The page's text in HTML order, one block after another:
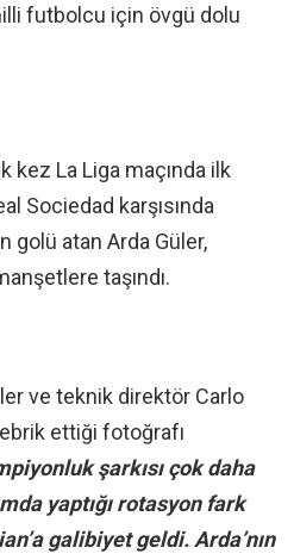
futbolcu için övgü dolu
kez La Liga maçında ilk
Sociedad karşısında
golü atan Arda Güler,
taşındı.
ve teknik direktör Carlo
ettiği fotoğrafı
şarkısı çok daha
yaptığı rotasyon fark
galibiyet geldi. Arda’nın